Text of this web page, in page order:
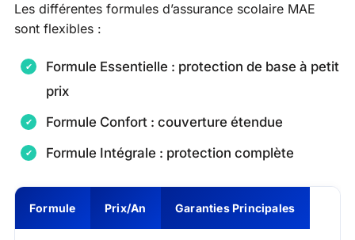
Les différentes formules d’assurance scolaire MAE
sont flexibles :
Formule Essentielle : protection de base à petit
prix
Formule Confort : couverture étendue
Formule Intégrale : protection complète
Formule Prix/An Garanties Principales